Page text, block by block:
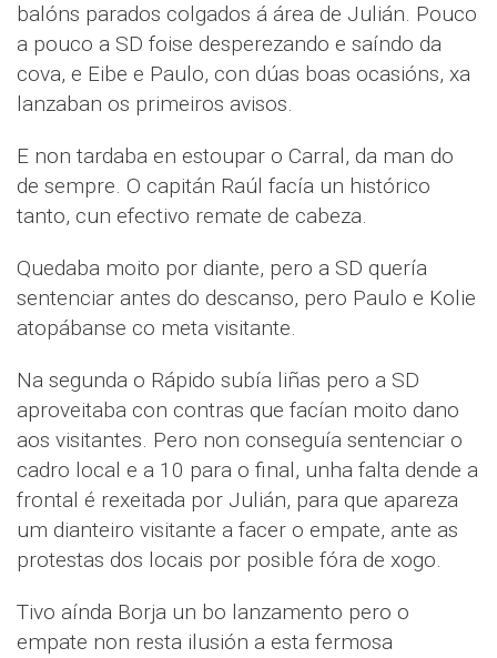
balóns parados colgados á área de Julián. Pouco
a pouco a SD foise desperezando e saíndo da
cova, e Eibe e Paulo, con dúas boas ocasións, xa
lanzaban os primeiros avisos.
E non tardaba en estoupar o Carral, da man do
de sempre. O capitán Raúl facía un histórico
tanto, cun efectivo remate de cabeza.
Quedaba moito por diante, pero a SD quería
sentenciar antes do descanso, pero Paulo e Kolie
atopábanse co meta visitante.
Na segunda o Rápido subía liñas pero a SD
aproveitaba con contras que facían moito dano
aos visitantes. Pero non conseguía sentenciar o
cadro local e a 10 para o final, unha falta dende a
frontal é rexeitada por Julián, para que apareza
um dianteiro visitante a facer o empate, ante as
protestas dos locais por posible fóra de xogo.
Tivo aínda Borja un bo lanzamento pero o
empate non resta ilusión a esta fermosa